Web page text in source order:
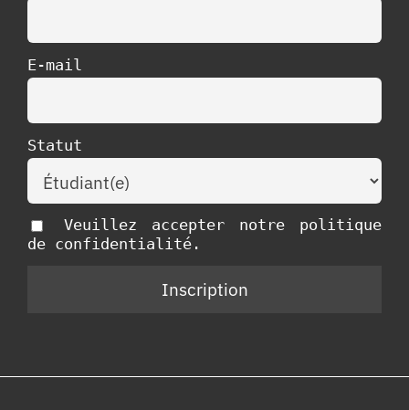
E-mail
Statut
Veuillez accepter notre politique
de confidentialité.